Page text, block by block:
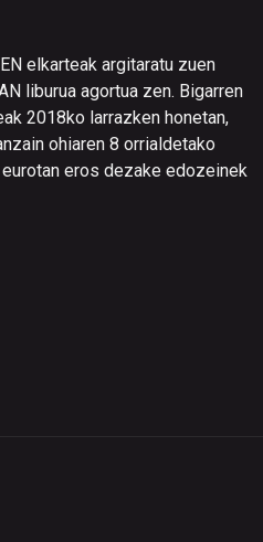
elkarteak argitaratu zuen
liburua agortua zen. Bigarren
2018ko larrazken honetan,
ohiaren 8 orrialdetako
eros dezake edozeinek